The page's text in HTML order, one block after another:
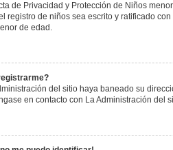
de Privacidad y Protección de Niños
registro de niños sea escrito y ratificado
de edad.
del sitio haya baneado su
en contacto con La Administración del